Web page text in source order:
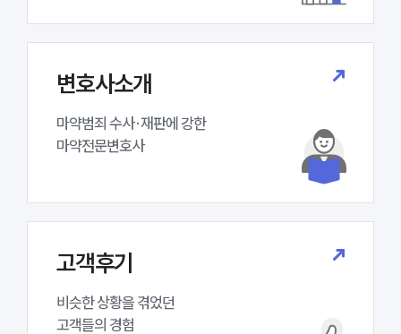
변호사소개
마약범죄 수사·재판에 강한
마약전문변호사
고객후기
비슷한 상황을 겪었던
고객들의 경험